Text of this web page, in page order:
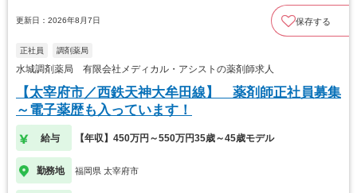
更新日：2026年8月7日 保存する
正社員 調剤薬局
水城調剤薬局 有限会社メディカル・アシストの薬剤師求人
【太宰府市／西鉄天神大牟田線】 薬剤師正社員募集
～電子薬歴も入っています！
給与 【年収】450万円～550万円35歳～45歳モデル
勤務地 福岡県 太宰府市